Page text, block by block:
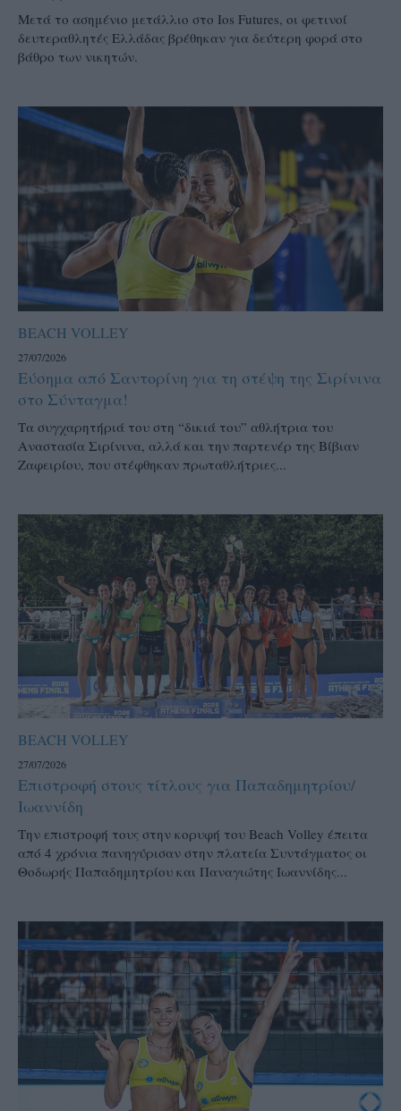
Μετά το ασημένιο μετάλλιο στο Ios Futures, οι φετινοί
δευτεραθλητές Ελλάδας βρέθηκαν για δεύτερη φορά στο
βάθρο των νικητών.
BEACH VOLLEY
27/07/2026
Εύσημα από Σαντορίνη για τη στέψη της Σιρίνινα
στο Σύνταγμα!
Τα συγχαρητήριά του στη “δικιά του” αθλήτρια του
Αναστασία Σιρίνινα, αλλά και την παρτενέρ της Βίβιαν
Ζαφειρίου, που στέφθηκαν πρωταθλήτριες...
BEACH VOLLEY
27/07/2026
Επιστροφή στους τίτλους για Παπαδημητρίου/
Ιωαννίδη
Την επιστροφή τους στην κορυφή του Beach Volley έπειτα
από 4 χρόνια πανηγύρισαν στην πλατεία Συντάγματος οι
Θοδωρής Παπαδημητρίου και Παναγιώτης Ιωαννίδης...